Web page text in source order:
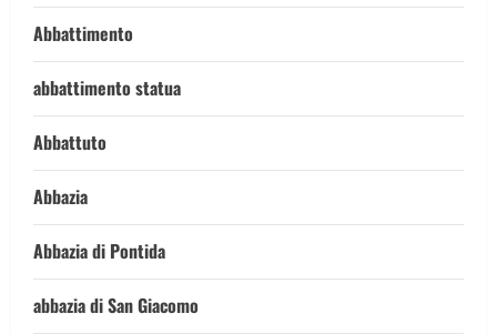
Abbattimento
abbattimento statua
Abbattuto
Abbazia
Abbazia di Pontida
abbazia di San Giacomo